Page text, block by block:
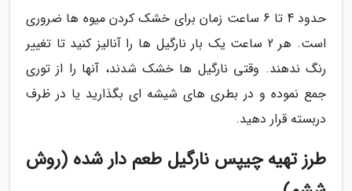
حدود 4 تا 6 ساعت زمان برای خشک کردن میوه ها ضروری
است. هر 2 ساعت یک بار نارگیل ها را آنالیز کنید تا تغییر
رنگ ندهند. وقتی نارگیل ها خشک شدند، آنها را از توری
جمع نموده و در بطری های شیشه ای بگذارید یا در ظرف
دربسته قرار دهید.
طرز تهیه چیپس نارگیل طعم دار شده (روش